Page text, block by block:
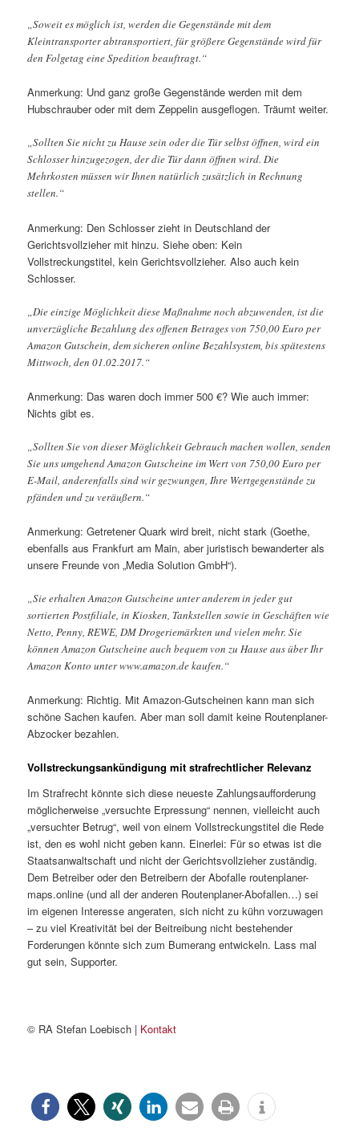
„Soweit es möglich ist, werden die Gegenstände mit dem
Kleintransporter abtransportiert, für größere Gegenstände wird für
den Folgetag eine Spedition beauftragt.“
Anmerkung: Und ganz große Gegenstände werden mit dem
Hubschrauber oder mit dem Zeppelin ausgeflogen. Träumt weiter.
„Sollten Sie nicht zu Hause sein oder die Tür selbst öffnen, wird ein
Schlosser hinzugezogen, der die Tür dann öffnen wird. Die
Mehrkosten müssen wir Ihnen natürlich zusätzlich in Rechnung
stellen.“
Anmerkung: Den Schlosser zieht in Deutschland der
Gerichtsvollzieher mit hinzu. Siehe oben: Kein
Vollstreckungstitel, kein Gerichtsvollzieher. Also auch kein
Schlosser.
„Die einzige Möglichkeit diese Maßnahme noch abzuwenden, ist die
unverzügliche Bezahlung des offenen Betrages von 750,00 Euro per
Amazon Gutschein, dem sicheren online Bezahlsystem, bis spätestens
Mittwoch, den 01.02.2017.“
Anmerkung: Das waren doch immer 500 €? Wie auch immer:
Nichts gibt es.
„Sollten Sie von dieser Möglichkeit Gebrauch machen wollen, senden
Sie uns umgehend Amazon Gutscheine im Wert von 750,00 Euro per
E-Mail, anderenfalls sind wir gezwungen, Ihre Wertgegenstände zu
pfänden und zu veräußern.“
Anmerkung: Getretener Quark wird breit, nicht stark (Goethe,
ebenfalls aus Frankfurt am Main, aber juristisch bewanderter als
unsere Freunde von „Media Solution GmbH“).
„Sie erhalten Amazon Gutscheine unter anderem in jeder gut
sortierten Postfiliale, in Kiosken, Tankstellen sowie in Geschäften wie
Netto, Penny, REWE, DM Drogeriemärkten und vielen mehr. Sie
können Amazon Gutscheine auch bequem von zu Hause aus über Ihr
Amazon Konto unter www.amazon.de kaufen.“
Anmerkung: Richtig. Mit Amazon-Gutscheinen kann man sich
schöne Sachen kaufen. Aber man soll damit keine Routenplaner-
Abzocker bezahlen.
Vollstreckungsankündigung mit strafrechtlicher Relevanz
Im Strafrecht könnte sich diese neueste Zahlungsaufforderung
möglicherweise „versuchte Erpressung“ nennen, vielleicht auch
„versuchter Betrug“, weil von einem Vollstreckungstitel die Rede
ist, den es wohl nicht geben kann. Einerlei: Für so etwas ist die
Staatsanwaltschaft und nicht der Gerichtsvollzieher zuständig.
Dem Betreiber oder den Betreibern der Abofalle routenplaner-
maps.online (und all der anderen Routenplaner-Abofallen…) sei
im eigenen Interesse angeraten, sich nicht zu kühn vorzuwagen
– zu viel Kreativität bei der Beitreibung nicht bestehender
Forderungen könnte sich zum Bumerang entwickeln. Lass mal
gut sein, Supporter.
© RA Stefan Loebisch | Kontakt